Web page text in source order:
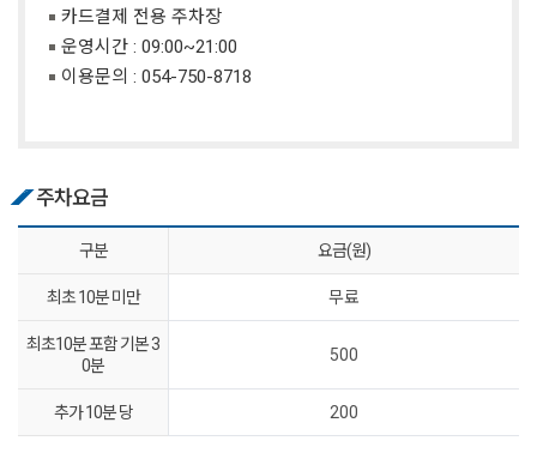
카드결제 전용 주차장
운영시간 : 09:00~21:00
이용문의 : 054-750-8718
주차요금
구분 요금(원)
최초 10분 미만 무료
최초10분 포함 기본 3
0분
500
추가 10분 당 200